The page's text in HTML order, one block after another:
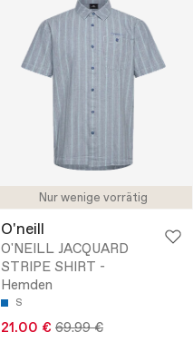
Nur wenige vorrätig
O'neill
O'NEILL JACQUARD
STRIPE SHIRT -
Hemden
S
21.00 € 69.99 €